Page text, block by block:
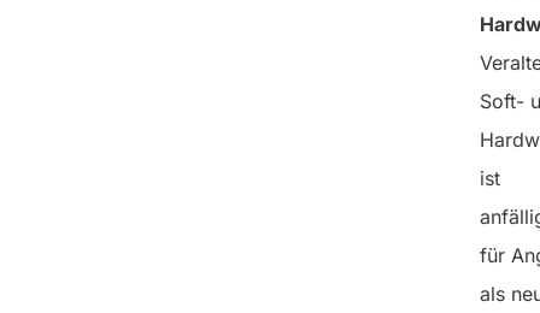
Soft-
ist
für
als